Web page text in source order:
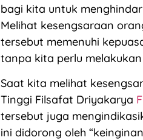
bagi kita untuk
Melihat kesengsaraan
tersebut memenuhi
tanpa kita perlu
Saat kita melihat
Tinggi Filsafat Driyakarya
tersebut juga
ini didorong oleh